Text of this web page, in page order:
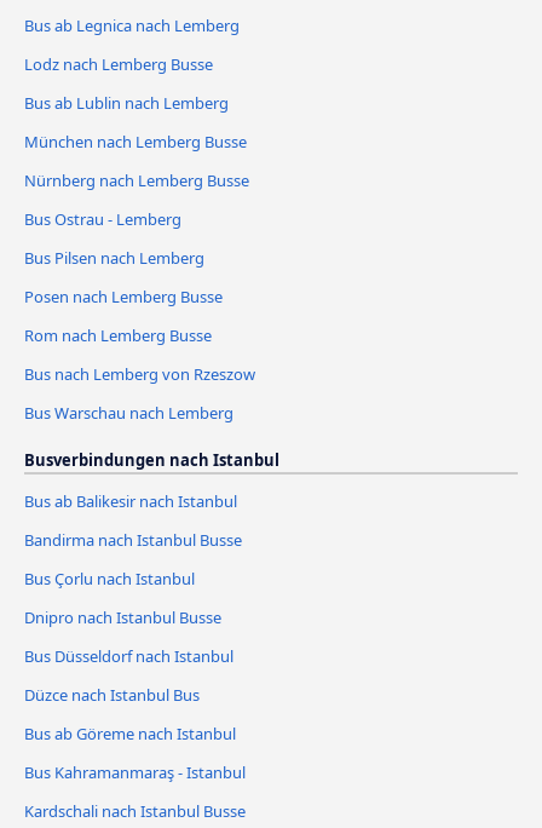
Bus ab Legnica nach Lemberg
Lodz nach Lemberg Busse
Bus ab Lublin nach Lemberg
München nach Lemberg Busse
Nürnberg nach Lemberg Busse
Bus Ostrau - Lemberg
Bus Pilsen nach Lemberg
Posen nach Lemberg Busse
Rom nach Lemberg Busse
Bus nach Lemberg von Rzeszow
Bus Warschau nach Lemberg
Busverbindungen nach Istanbul
Bus ab Balikesir nach Istanbul
Bandirma nach Istanbul Busse
Bus Çorlu nach Istanbul
Dnipro nach Istanbul Busse
Bus Düsseldorf nach Istanbul
Düzce nach Istanbul Bus
Bus ab Göreme nach Istanbul
Bus Kahramanmaraş - Istanbul
Kardschali nach Istanbul Busse